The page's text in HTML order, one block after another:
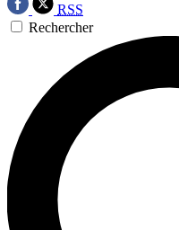
RSS
Rechercher